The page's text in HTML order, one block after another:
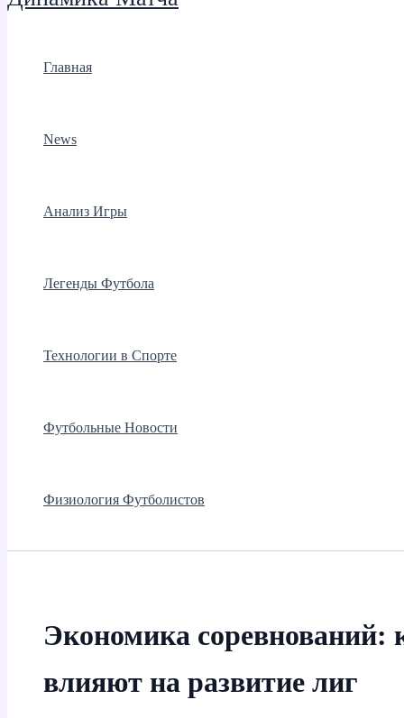
Главная
News
Анализ Игры
Легенды Футбола
Технологии в Спорте
Футбольные Новости
Физиология Футболистов
Экономика соревнований:
влияют на развитие лиг